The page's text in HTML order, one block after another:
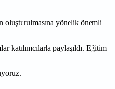
oluşturulmasına yönelik önemli
katılımcılarla paylaşıldı. Eğitim